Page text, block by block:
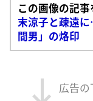
この画像の記事
末涼子と疎遠
間男」の烙印
広告